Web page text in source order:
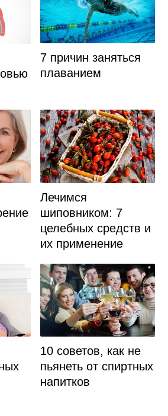
7 причин заняться
плаванием
Лечимся
шиповником: 7
целебных средств и
их применение
10 советов, как не
пьянеть от спиртных
напитков